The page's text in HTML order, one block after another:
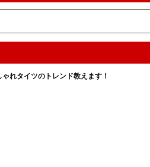
れタイツのトレンド教えます！